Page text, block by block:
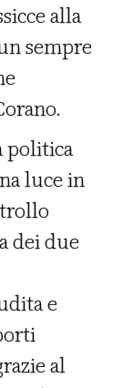
alla
sempre
politica
luce in
dei due
e
al